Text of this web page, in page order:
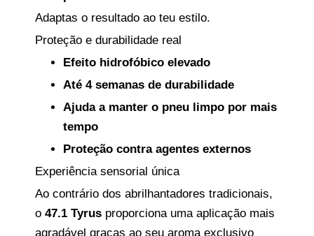
Adaptas o resultado ao teu estilo.
Proteção e durabilidade real
Efeito hidrofóbico elevado
Até 4 semanas de durabilidade
Ajuda a manter o pneu limpo por mais
tempo
Proteção contra agentes externos
Experiência sensorial única
Ao contrário dos abrilhantadores tradicionais,
o 47.1 Tyrus proporciona uma aplicação mais
agradável graças ao seu aroma exclusivo